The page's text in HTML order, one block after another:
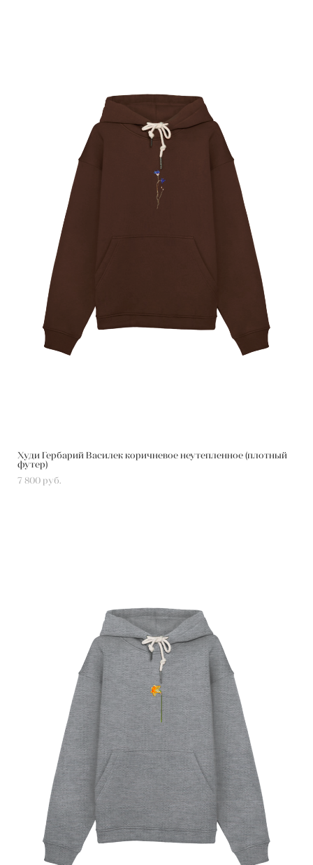
Худи Гербарий Василек коричневое неутепленное (плотный
футер)
7 800 pуб.